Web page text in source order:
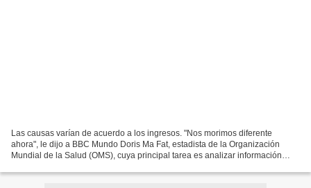
Las causas varían de acuerdo a los ingresos. "Nos morimos diferente
ahora", le dijo a BBC Mundo Doris Ma Fat, estadista de la Organización
Mundial de la Salud (OMS), cuya principal tarea es analizar información